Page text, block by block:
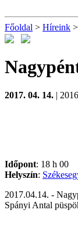
Főoldal > Híreink >
2017. 04. 14. |
Időpont: 18 h 00
Helyszín:
2017.04.14. -
Spányi Antal